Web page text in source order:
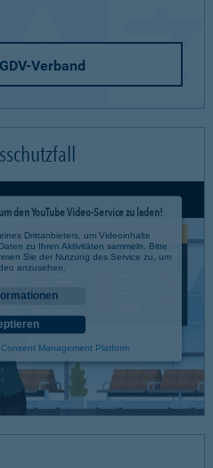
Verband
den YouTube Video-Service zu laden!
Drittanbieters, um Videoinhalte
zu Ihren Aktivitäten sammeln. Bitte
Sie der Nutzung des Service zu, um
anzusehen.
Consent Management Platform